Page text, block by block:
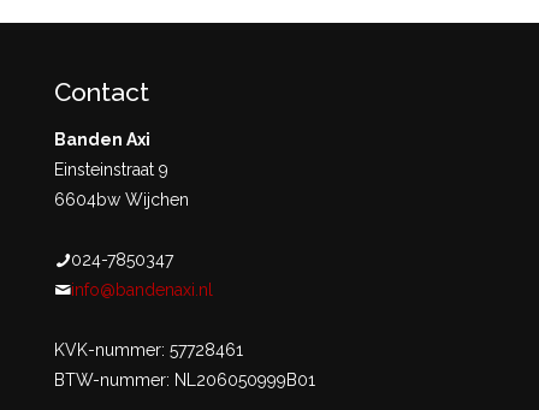
Contact
Banden Axi
Einsteinstraat 9
6604bw Wijchen
024-7850347
info@bandenaxi.nl
KVK-nummer: 57728461
BTW-nummer: NL206050999B01